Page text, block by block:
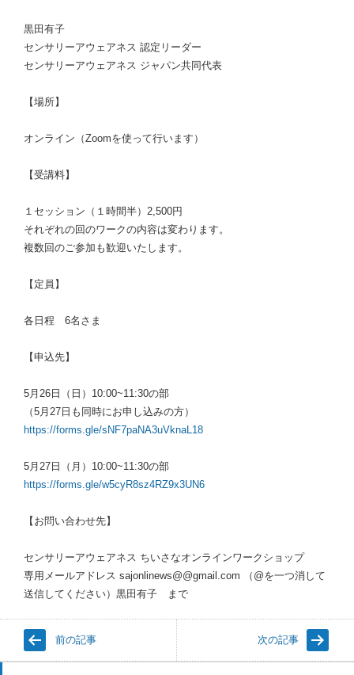
黒田有子
センサリーアウェアネス 認定リーダー
センサリーアウェアネス ジャパン共同代表
【場所】
オンライン（Zoomを使って行います）
【受講料】
１セッション（１時間半）2,500円
それぞれの回のワークの内容は変わります。
複数回のご参加も歓迎いたします。
【定員】
各日程 6名さま
【申込先】
5月26日（日）10:00~11:30の部
（5月27日も同時にお申し込みの方）
https://forms.gle/sNF7paNA3uVknaL18
5月27日（月）10:00~11:30の部
https://forms.gle/w5cyR8sz4RZ9x3UN6
【お問い合わせ先】
センサリーアウェアネス ちいさなオンラインワークショップ
専用メールアドレス sajonlinews@@gmail.com （@を一つ消して
送信してください）黒田有子 まで
前の記事 次の記事